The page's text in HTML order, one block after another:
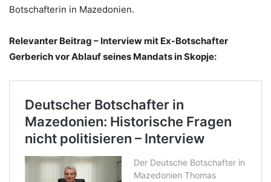
Botschafterin in Mazedonien.
Relevanter Beitrag – Interview mit Ex-Botschafter
Gerberich vor Ablauf seines Mandats in Skopje: